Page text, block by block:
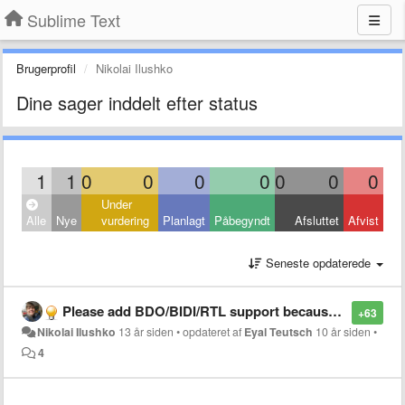
Sublime Text
Brugerprofil Nikolai Ilushko
Dine sager inddelt efter status
1 1 0 0 0 0 0 0 0
Alle Nye
Under
vurdering
Planlagt Påbegyndt Afsluttet Afvist
Seneste opdaterede
+63
Please add BDO/BIDI/RTL support because arabic and hebrew are now not supported.
Nikolai Ilushko 13 år siden •opdateret af Eyal Teutsch 10 år siden •
4